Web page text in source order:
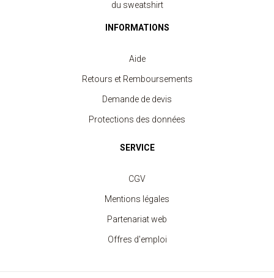
Sweat Enfant Col Rond
du sweatshirt
INFORMATIONS
Aide
Retours et Remboursements
Demande de devis
Protections des données
SERVICE
CGV
Mentions légales
Partenariat web
Offres d'emploi